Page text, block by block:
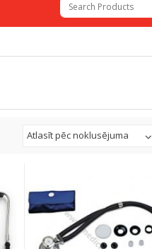
Atlasīt pēc noklusējuma